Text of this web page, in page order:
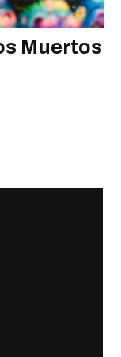
Muertos